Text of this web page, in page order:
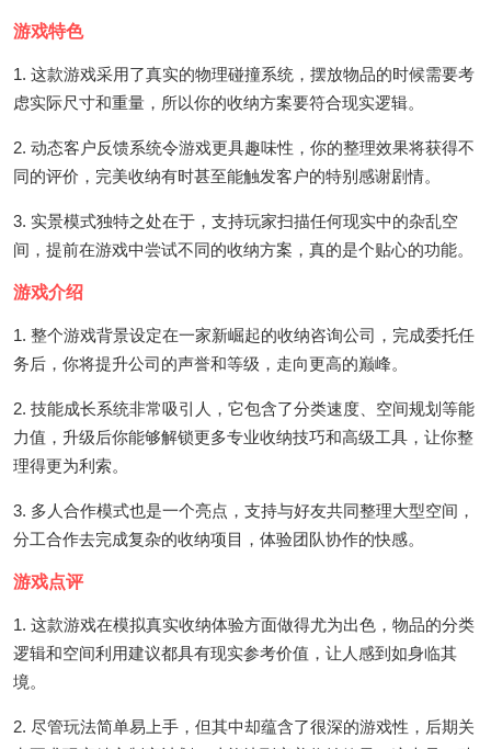
游戏特色
1. 这款游戏采用了真实的物理碰撞系统，摆放物品的时候需要考
虑实际尺寸和重量，所以你的收纳方案要符合现实逻辑。
2. 动态客户反馈系统令游戏更具趣味性，你的整理效果将获得不
同的评价，完美收纳有时甚至能触发客户的特别感谢剧情。
3. 实景模式独特之处在于，支持玩家扫描任何现实中的杂乱空
间，提前在游戏中尝试不同的收纳方案，真的是个贴心的功能。
游戏介绍
1. 整个游戏背景设定在一家新崛起的收纳咨询公司，完成委托任
务后，你将提升公司的声誉和等级，走向更高的巅峰。
2. 技能成长系统非常吸引人，它包含了分类速度、空间规划等能
力值，升级后你能够解锁更多专业收纳技巧和高级工具，让你整
理得更为利索。
3. 多人合作模式也是一个亮点，支持与好友共同整理大型空间，
分工合作去完成复杂的收纳项目，体验团队协作的快感。
游戏点评
1. 这款游戏在模拟真实收纳体验方面做得尤为出色，物品的分类
逻辑和空间利用建议都具有现实参考价值，让人感到如身临其
境。
2. 尽管玩法简单易上手，但其中却蕴含了很深的游戏性，后期关